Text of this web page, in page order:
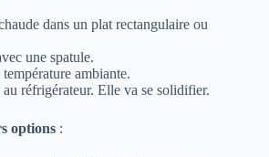
dans un plat rectangulaire ou
une spatule.
ambiante.
réfrigérateur. Elle va se solidifier.
options :